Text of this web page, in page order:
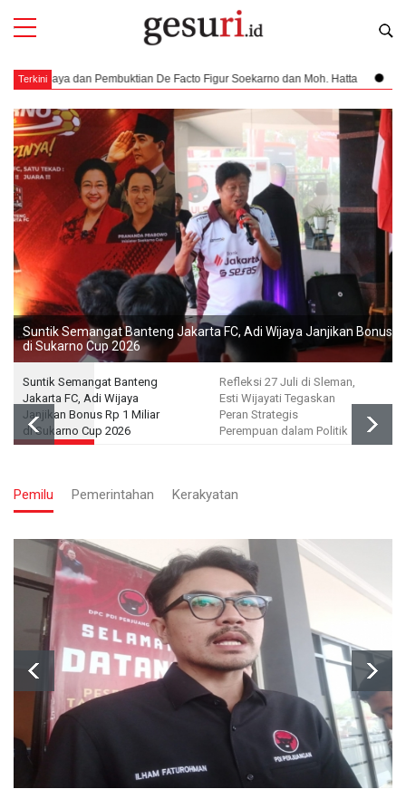
Terkini
Figur Soekarno dan Moh. Hatta Pendaratan yang Nyaris Menubruk
Suntik Semangat Banteng Jakarta FC, Adi Wijaya Janjikan Bonus
di Sukarno Cup 2026
Suntik Semangat Banteng
Jakarta FC, Adi Wijaya
Janjikan Bonus Rp 1 Miliar
di Sukarno Cup 2026
Refleksi 27 Juli di Sleman,
Esti Wijayati Tegaskan
Peran Strategis
Perempuan dalam Politik
Pemilu Pemerintahan Kerakyatan